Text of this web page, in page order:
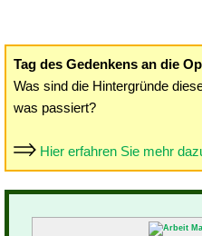
Tag des Gedenkens an die
Was sind die Hintergründe
was passiert?
Hier erfahren Sie mehr